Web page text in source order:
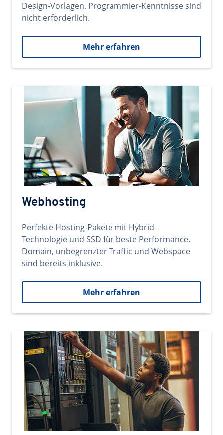
Design-Vorlagen. Programmier-Kenntnisse sind
nicht erforderlich.
Mehr erfahren
Webhosting
Perfekte Hosting-Pakete mit Hybrid-
Technologie und SSD für beste Performance.
Domain, unbegrenzter Traffic und Webspace
sind bereits inklusive.
Mehr erfahren